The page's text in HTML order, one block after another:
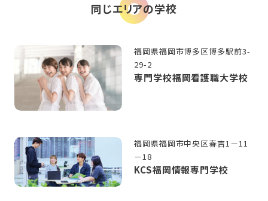
同じエリアの学校
福岡県福岡市博多区博多駅前3-
29-2
専門学校福岡看護職大学校
福岡県福岡市中央区春吉1－11
－18
KCS福岡情報専門学校